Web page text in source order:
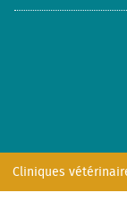
Cliniques